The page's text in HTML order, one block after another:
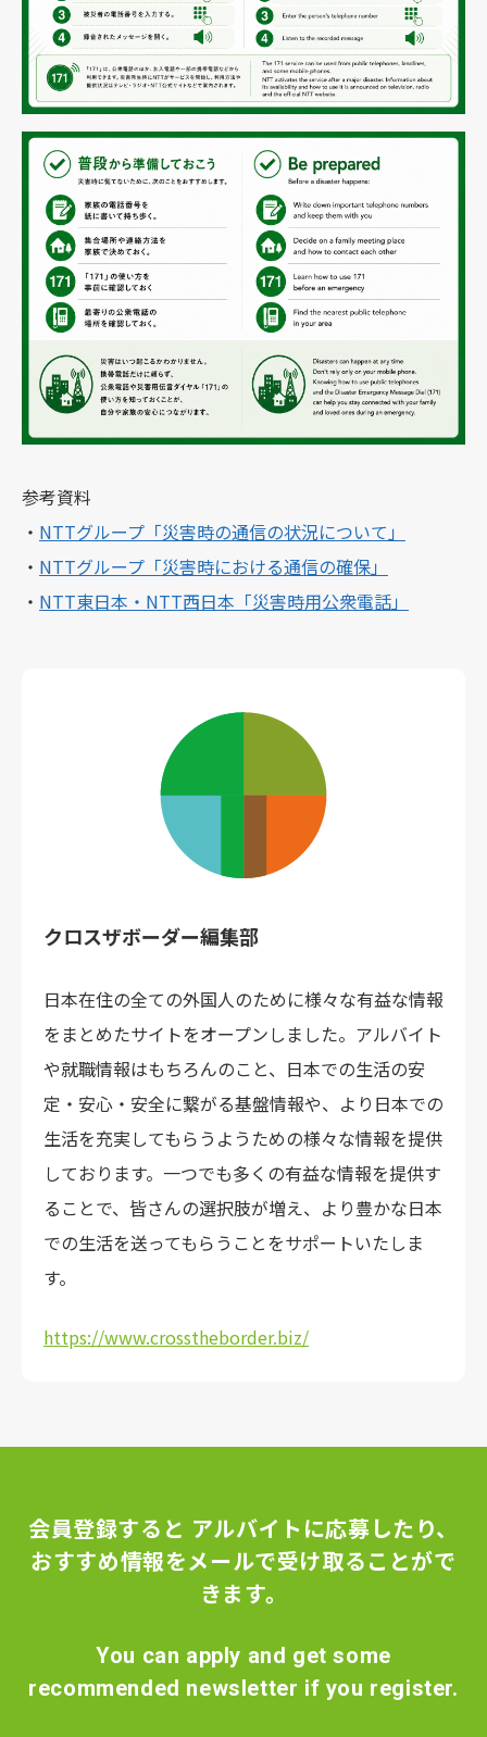
参考資料
・ NTTグループ「災害時の通信の状況について」
・ NTTグループ「災害時における通信の確保」
・ NTT東日本・NTT西日本「災害時用公衆電話」
クロスザボーダー編集部
日本在住の全ての外国人のために様々な有益な情報
をまとめたサイトをオープンしました。アルバイト
や就職情報はもちろんのこと、日本での生活の安
定・安心・安全に繋がる基盤情報や、より日本での
生活を充実してもらうようための様々な情報を提供
しております。一つでも多くの有益な情報を提供す
ることで、皆さんの選択肢が増え、より豊かな日本
での生活を送ってもらうことをサポートいたしま
す。
https://www.crosstheborder.biz/
会員登録すると アルバイトに応募したり、
おすすめ情報をメールで受け取ることがで
きます。
You can apply and get some
recommended newsletter if you register.